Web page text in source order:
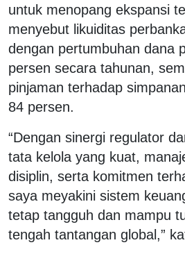
untuk menopang ekspansi
menyebut likuiditas
dengan pertumbuhan dana
persen secara tahunan,
pinjaman terhadap
84 persen.
“Dengan sinergi regulator
tata kelola yang kuat,
disiplin, serta komitmen
saya meyakini sistem
tetap tangguh dan mampu
tengah tantangan global,”